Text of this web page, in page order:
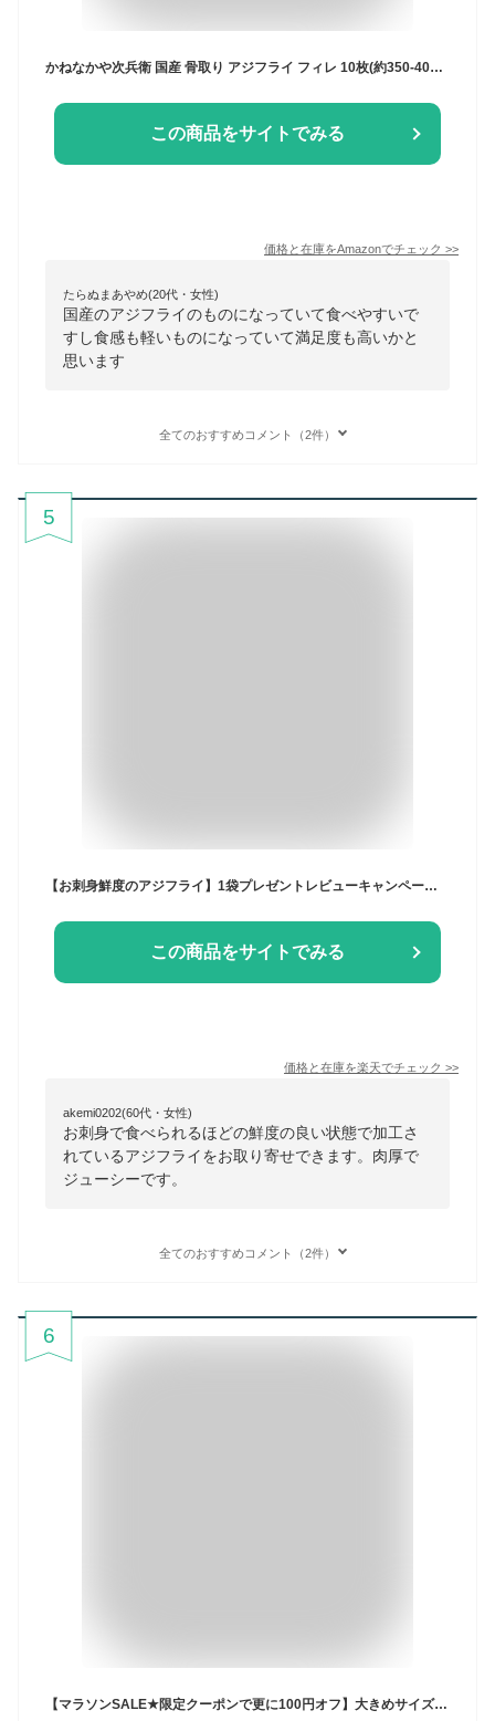
かねなかや次兵衛 国産 骨取り アジフライ フィレ 10枚(約350-400g) 長崎 冷凍 お刺身鮮度の真アジを使用 お子様も食べやすい骨取りタイプ 嬉しいチャック袋入り アジ 鰺フライ 骨なし【C配送：冷凍】
この商品をサイトでみる
価格と在庫をAmazonでチェック >>
たらぬまあやめ(20代・女性)
国産のアジフライのものになっていて食べやすいで
すし食感も軽いものになっていて満足度も高いかと
思います
全てのおすすめコメント（2件）
5
【お刺身鮮度のアジフライ】1袋プレゼントレビューキャンペーンあり！あじフライ 国産 あじ 鯵 松浦 長崎 大容量 冷凍 送料無料 時短 簡単 まとめ買い お得 美味しい 絶品
この商品をサイトでみる
価格と在庫を楽天でチェック >>
akemi0202(60代・女性)
お刺身で食べられるほどの鮮度の良い状態で加工さ
れているアジフライをお取り寄せできます。肉厚で
ジューシーです。
全てのおすすめコメント（2件）
6
【マラソンSALE★限定クーポンで更に100円オフ】大きめサイズ 国産アジフライ (約70から90g×6尾 2パック) 長崎県産 鯵 切り身 冷凍 送料無料 ajf2403